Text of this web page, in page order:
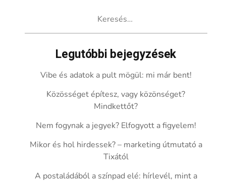
Legutóbbi bejegyzések
Vibe és adatok a pult mögül: mi már bent!
Közösséget építesz, vagy közönséget?
Mindkettőt?
Nem fogynak a jegyek? Elfogyott a figyelem!
Mikor és hol hirdessek? – marketing útmutató a
Tixától
A postaládából a színpad elé: hírlevél, mint a